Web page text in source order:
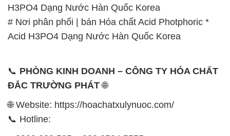
📞PHÒNG KINH DOANH – CÔNG TY HÓA CHẤT
ĐẮC TRƯỜNG PHÁT 🌐
🌐 Website: https://hoachatxulynuoc.com/
– 0933.920.505 – 028.3504.5555
028.3756.1841- 028.3756.1842